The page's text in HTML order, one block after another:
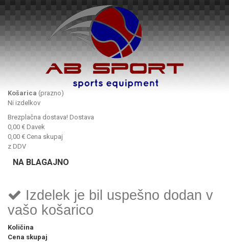
Košarica (prazno)
Ni izdelkov
Brezplačna dostava! Dostava
0,00 € Davek
0,00 € Cena skupaj
z DDV
NA BLAGAJNO
Izdelek je bil uspešno dodan v
vašo košarico
Količina
Cena skupaj